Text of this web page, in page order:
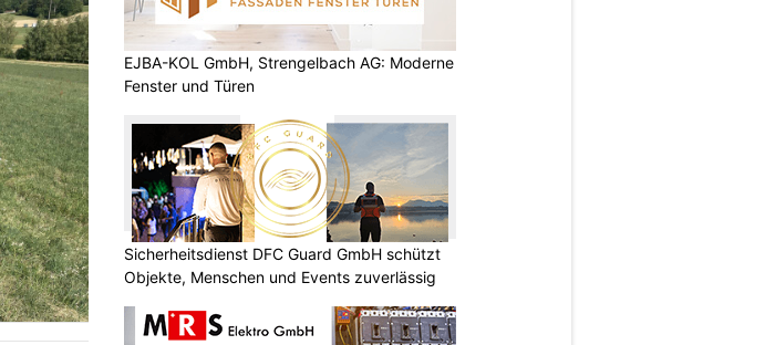
EJBA-KOL GmbH, Strengelbach AG: Moderne
Fenster und Türen
Sicherheitsdienst DFC Guard GmbH schützt
Objekte, Menschen und Events zuverlässig